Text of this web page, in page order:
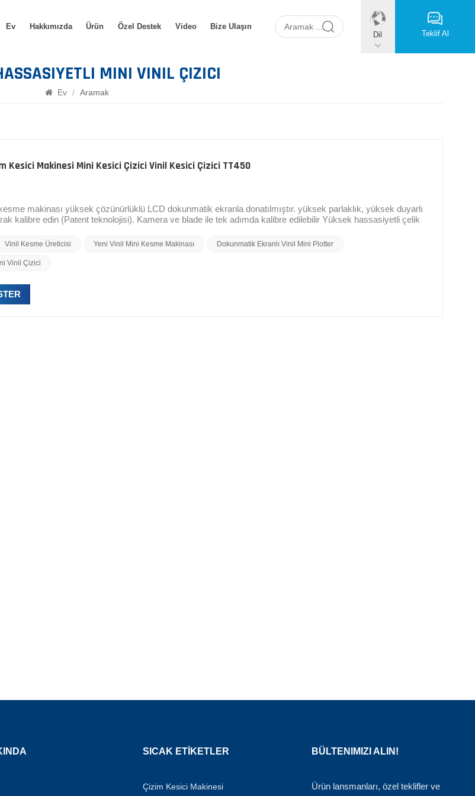
Ev Hakkımızda Ürün Özel Destek Video Bize Ulaşın
Dil Teklif Al
MINI VINIL ÇIZICI
Ev / Aramak
Kesici Makinesi Mini Kesici Çizici Vinil Kesici Çizici TT450
makinası yüksek çözünürlüklü LCD dokunmatik ekranla donatılmıştır. yüksek parlaklık, yüksek duyarlı
kalibre edin (Patent teknolojisi). Kamera ve blade ile tek adımda kalibre edilebilir Yüksek hassasiyetli çelik
görünüm tasarımı. Birçok renk seçeneği ile alüminyum alaşımlı gövde
Vinil Kesme Üreticisi Yeni Vinil Mini Kesme Makinası Dokunmatik Ekranlı Vinil Mini Plotter
Vinil Çizici
SICAK ETİKETLER
Çizim Kesici Makinesi
BÜLTENIMIZI ALIN!
Ürün lansmanları, özel teklifler ve